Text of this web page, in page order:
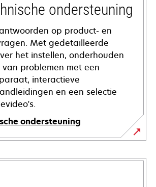
ondersteuning
op product- en
Met gedetailleerde
het instellen, onderhouden
van problemen met een
interactieve
en een selectie
ondersteuning